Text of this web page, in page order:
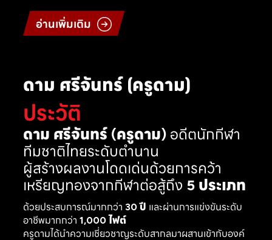
อ่านเพิ่มเติม
ดาม ศรีจันทร์ (ครูดาม)
ประวัติ
ดาม ศรีจันทร์ (ครูดาม)อดีตนักกีฬา
ทีมชาติไทยระดับตำนาน
ผู้สร้างผลงานโดดเด่นด้วยการคว้า
เหรียญทองจากกีฬาต่อสู้ถึง 5 ประเภท
ด้วยประสบการณ์มากกว่า 30 ปี และผ่านการแข่งขันระดับ
อาชีพมากกว่า 1,000 ไฟต์
ครูดามได้นำความเชี่ยวชาญระดับสากลมาผสานเข้ากับองค์